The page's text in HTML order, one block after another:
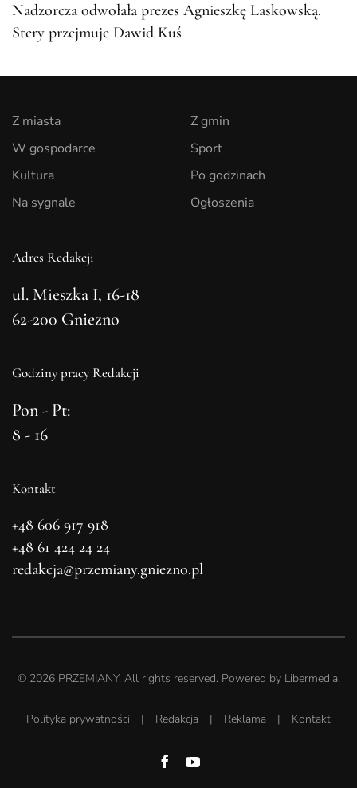
Nadzorcza odwołała prezes Agnieszkę Laskowską.
Stery przejmuje Dawid Kuś
Z miasta
W gospodarce
Kultura
Na sygnale
Z gmin
Sport
Po godzinach
Ogłoszenia
Adres Redakcji
ul. Mieszka I, 16-18
62-200 Gniezno
Godziny pracy Redakcji
Pon - Pt:
8 - 16
Kontakt
+48 606 917 918
+48 61 424 24 24
redakcja@przemiany.gniezno.pl
© 2026PRZEMIANY. All rights reserved. Powered by Libermedia.
Polityka prywatności | Redakcja | Reklama | Kontakt